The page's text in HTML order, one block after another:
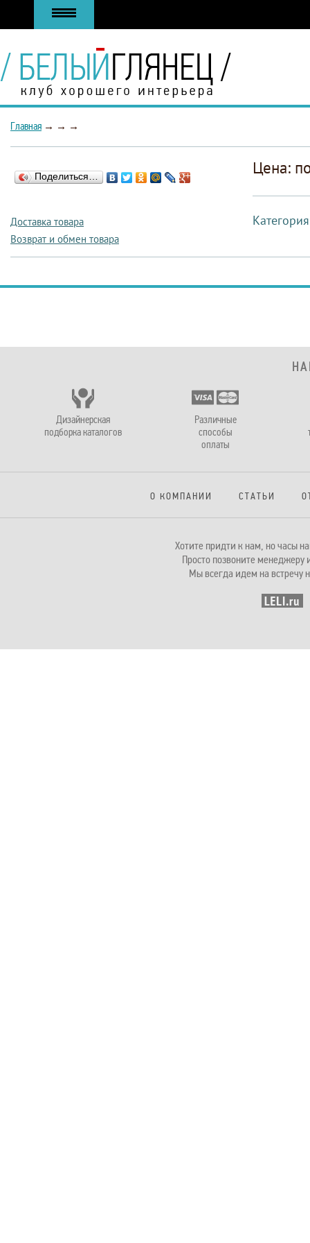
Главная → → →
Поделиться…
Доставка товара
Возврат и обмен товара
Цена:
Дизайнерская
подборка каталогов
Различные
способы
оплаты
О КОМПАНИИ СТАТЬИ
Хотите придти к нам, но часы
Просто позвоните менеджеру
Мы всегда идем на встречу